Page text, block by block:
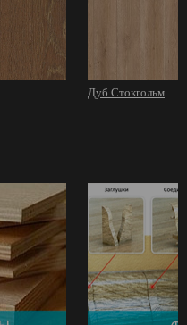
Дуб Стокгольм